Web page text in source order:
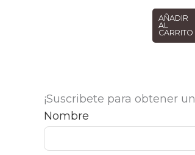
AÑADIR
AL
CARRITO
¡Suscribete para obtener
Nombre